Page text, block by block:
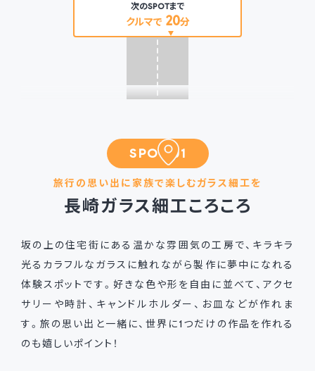
次のSPOTまで
クルマで 20分
SPOT 01
旅行の思い出に家族で楽しむガラス細工を
長崎ガラス細工ころころ
坂の上の住宅街にある温かな雰囲気の工房で、キラキラ
光るカラフルなガラスに触れながら製作に夢中になれる
体験スポットです。好きな色や形を自由に並べて、アクセ
サリーや時計、キャンドルホルダー、お皿などが作れま
す。旅の思い出と一緒に、世界に1つだけの作品を作れる
のも嬉しいポイント！